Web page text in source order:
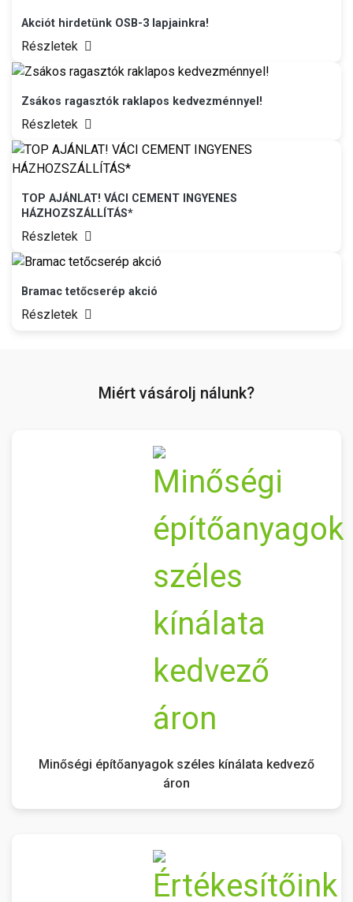
Akciót hirdetünk OSB-3 lapjainkra!
Részletek
Zsákos ragasztók raklapos kedvezménnyel!
Részletek
TOP AJÁNLAT! VÁCI CEMENT INGYENES
HÁZHOZSZÁLLÍTÁS*
Részletek
Bramac tetőcserép akció
Részletek
Miért vásárolj nálunk?
Minőségi építőanyagok széles kínálata kedvező
áron